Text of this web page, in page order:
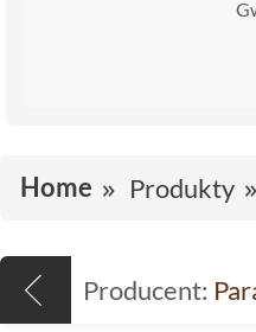
Home Produkty
Producent: